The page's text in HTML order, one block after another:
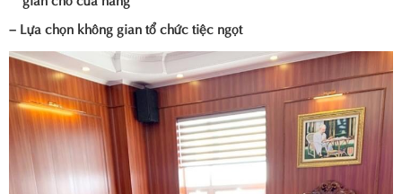
– Lựa chọn không gian tổ chức tiệc ngọt